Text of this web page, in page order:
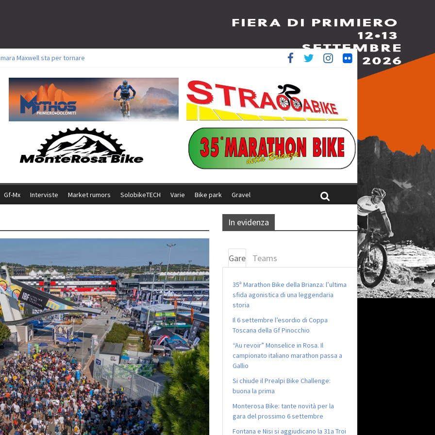
Maxwell sta per tornare
per Ghibaudo, Grossmann e Gallis. Signorelli 5^ la migliore tra gli italiani
della Brianza: l’ultima sfida agonistica di una leggendaria storia
Team Relay firma il secondo argento azzurro a Monteceneri
Gf-Mx Interviste Market rumors SolobikeTECH Varie Bike park Gravel
In evidenza
Gare Teams
35ª Marathon Bike della Brianza: l’ultima
sfida agonistica di una leggendaria
storia
Il 6 settembre l’esordio di Coppa
Toscana della Gf Pinocchio
“Au revoir” Monselice in Rosa. Il
campionato italiano marathon passa a
Gallio
Si chiude il Prealpi Bike Challenge:
buona la prima
Monterosa Bike: tante novità per la
gara del prossimo 6 settembre
Fontana e Nisi si aggiudicano la 31a Troi